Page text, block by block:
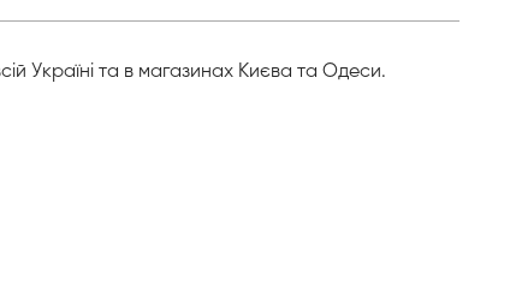
Україні та в магазинах Києва та Одеси.